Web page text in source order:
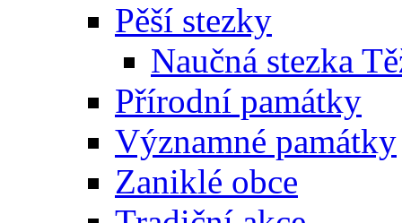
Pěší stezky
Naučná stezka
Přírodní památky
Významné památky
Zaniklé obce